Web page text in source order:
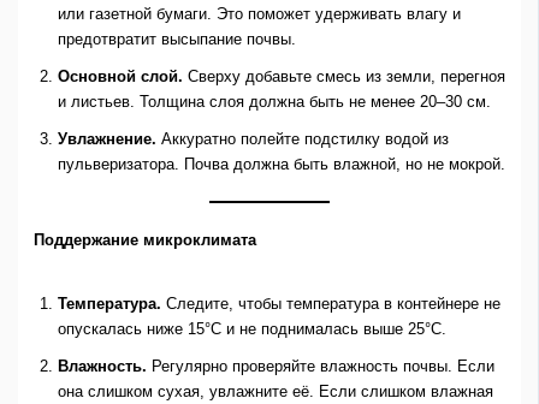
или газетной бумаги. Это поможет удерживать влагу и
предотвратит высыпание почвы.
Основной слой. Сверху добавьте смесь из земли, перегноя
и листьев. Толщина слоя должна быть не менее 20–30 см.
Увлажнение. Аккуратно полейте подстилку водой из
пульверизатора. Почва должна быть влажной, но не мокрой.
Поддержание микроклимата
Температура. Следите, чтобы температура в контейнере не
опускалась ниже 15°C и не поднималась выше 25°C.
Влажность. Регулярно проверяйте влажность почвы. Если
она слишком сухая, увлажните её. Если слишком влажная